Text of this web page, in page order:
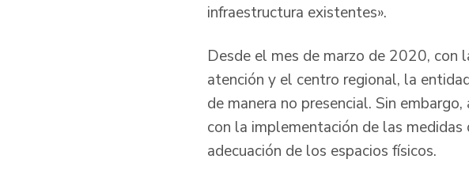
infraestructura existentes».
Desde el mes de marzo de 2020, con
atención y el centro regional, la
de manera no presencial. Sin
con la implementación de las
adecuación de los espacios físicos.